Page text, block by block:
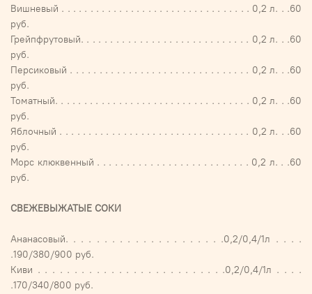
Вишневый . . . . . . . . . . . . . . . . . . . . . . . . . . . . . . . . . 0,2 л. . .60
руб.
Грейпфрутовый. . . . . . . . . . . . . . . . . . . . . . . . . . . . . 0,2 л. . .60
руб.
Персиковый . . . . . . . . . . . . . . . . . . . . . . . . . . . . . . . 0,2 л. . .60
руб.
Томатный. . . . . . . . . . . . . . . . . . . . . . . . . . . . . . . . . . 0,2 л. . .60
руб.
Яблочный . . . . . . . . . . . . . . . . . . . . . . . . . . . . . . . . . 0,2 л. . .60
руб.
Морс клюквенный . . . . . . . . . . . . . . . . . . . . . . . . . . 0,2 л. . .60
руб.
СВЕЖЕВЫЖАТЫЕ СОКИ
Ананасовый. . . . . . . . . . . . . . . . . . . . .0,2/0,4/1л . . . .
.190/380/900 руб.
Киви . . . . . . . . . . . . . . . . . . . . . . . . . .0,2/0,4/1л . . . .
.170/340/800 руб.